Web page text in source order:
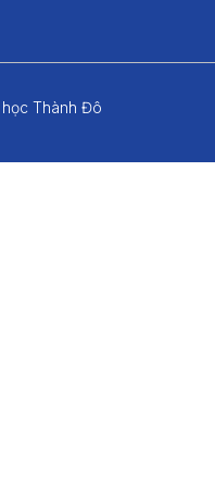
Thành Đô